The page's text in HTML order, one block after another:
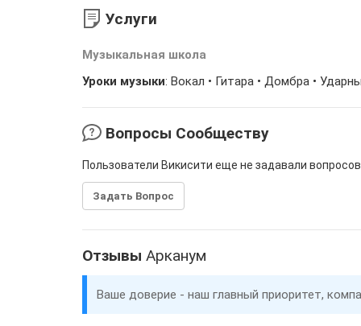
Услуги
Музыкальная школа
Уроки музыки: Вокал • Гитара • Домбра •
Вопросы Сообществу
Пользователи Викисити еще не задавали
Задать Вопрос
Отзывы Арканум
Ваше доверие - наш главный приоритет,